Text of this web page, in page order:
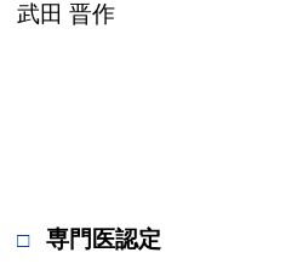
武田 晋作
専門医認定